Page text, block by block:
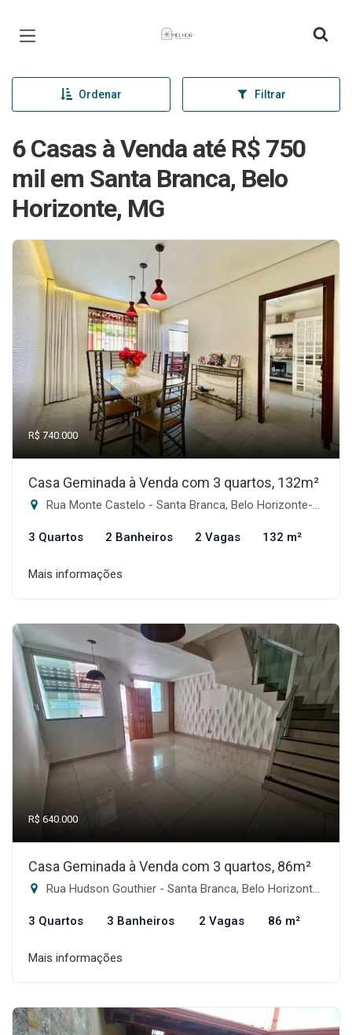
Página inicial
Ordenar Filtrar
6 Casas à Venda até R$ 750
mil em Santa Branca, Belo
Horizonte, MG
R$ 740.000
Casa Geminada à Venda com 3 quartos, 132m²
Rua Monte Castelo - Santa Branca, Belo Horizonte-MG
3 Quartos 2 Banheiros 2 Vagas 132 m²
Mais informações
R$ 640.000
Casa Geminada à Venda com 3 quartos, 86m²
Rua Hudson Gouthier - Santa Branca, Belo Horizonte-MG
3 Quartos 3 Banheiros 2 Vagas 86 m²
Mais informações